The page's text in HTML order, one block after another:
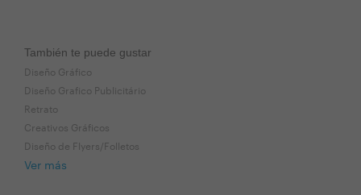
También te puede gustar
Diseño Gráfico
Diseño Grafico Publicitário
Retrato
Creativos Gráficos
Diseño de Flyers/Folletos
Ver más